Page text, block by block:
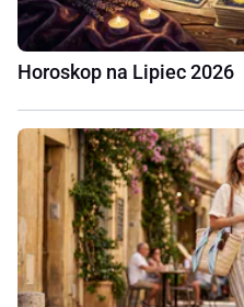
Horoskop na Lipiec 2026